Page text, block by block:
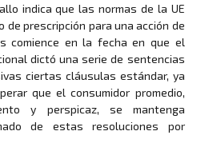
indica que las normas de la UE
de prescripción para una acción de
comience en la fecha en que el
dictó una serie de sentencias
ciertas cláusulas estándar, ya
que el consumidor promedio,
y perspicaz, se mantenga
de estas resoluciones por